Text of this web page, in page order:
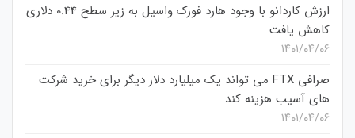
ارزش کاردانو با وجود هارد فورک واسیل به زیر سطح 0.44 دلاری
کاهش یافت
۱۴۰۱/۰۴/۰۶
صرافی FTX می تواند یک میلیارد دلار دیگر برای خرید شرکت
های آسیب هزینه کند
۱۴۰۱/۰۴/۰۶